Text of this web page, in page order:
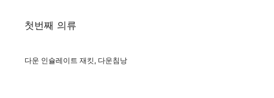
첫번째 의류
다운 인슐레이트 재킷, 다운침낭